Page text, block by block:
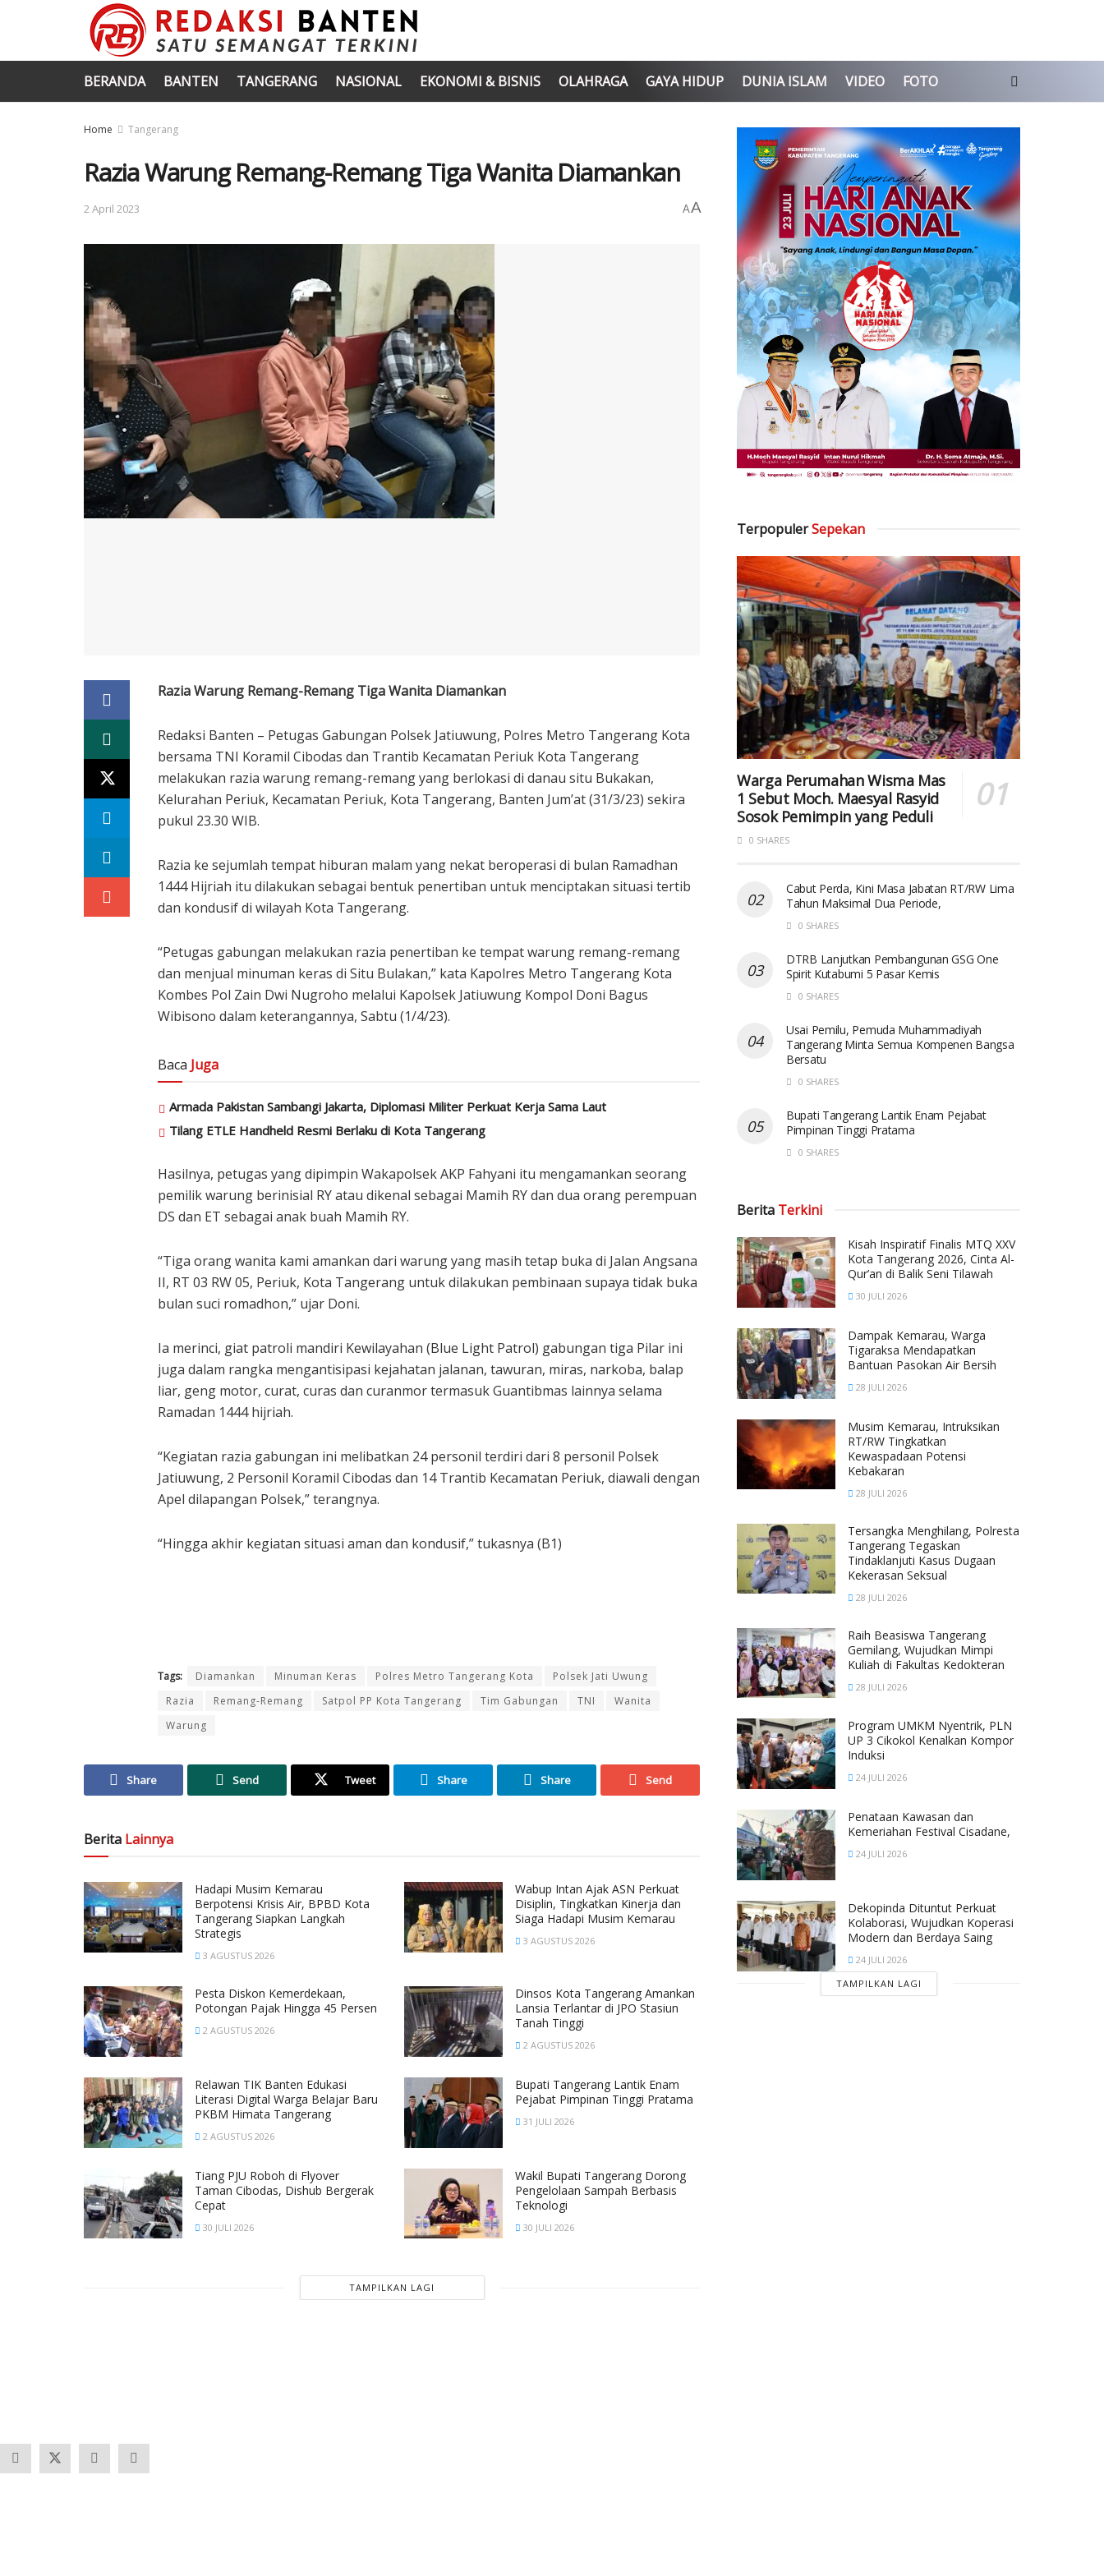
BERANDA BANTEN TANGERANG NASIONAL EKONOMI & BISNIS OLAHRAGA GAYA HIDUP DUNIA ISLAM VIDEO FOTO
Home Tangerang
Razia Warung Remang-Remang Tiga Wanita Diamankan
2 April 2023 AA
Razia Warung Remang-Remang Tiga Wanita Diamankan
Redaksi Banten – Petugas Gabungan Polsek Jatiuwung, Polres Metro Tangerang Kota
bersama TNI Koramil Cibodas dan Trantib Kecamatan Periuk Kota Tangerang
melakukan razia warung remang-remang yang berlokasi di danau situ Bukakan,
Kelurahan Periuk, Kecamatan Periuk, Kota Tangerang, Banten Jum’at (31/3/23) sekira
pukul 23.30 WIB.
Razia ke sejumlah tempat hiburan malam yang nekat beroperasi di bulan Ramadhan
1444 Hijriah itu dilakukan sebagai bentuk penertiban untuk menciptakan situasi tertib
dan kondusif di wilayah Kota Tangerang.
“Petugas gabungan melakukan razia penertiban ke tempat warung remang-remang
dan menjual minuman keras di Situ Bulakan,” kata Kapolres Metro Tangerang Kota
Kombes Pol Zain Dwi Nugroho melalui Kapolsek Jatiuwung Kompol Doni Bagus
Wibisono dalam keterangannya, Sabtu (1/4/23).
Baca Juga
Armada Pakistan Sambangi Jakarta, Diplomasi Militer Perkuat Kerja Sama Laut
Tilang ETLE Handheld Resmi Berlaku di Kota Tangerang
Hasilnya, petugas yang dipimpin Wakapolsek AKP Fahyani itu mengamankan seorang
pemilik warung berinisial RY atau dikenal sebagai Mamih RY dan dua orang perempuan
DS dan ET sebagai anak buah Mamih RY.
“Tiga orang wanita kami amankan dari warung yang masih tetap buka di Jalan Angsana
II, RT 03 RW 05, Periuk, Kota Tangerang untuk dilakukan pembinaan supaya tidak buka
bulan suci romadhon,” ujar Doni.
Ia merinci, giat patroli mandiri Kewilayahan (Blue Light Patrol) gabungan tiga Pilar ini
juga dalam rangka mengantisipasi kejahatan jalanan, tawuran, miras, narkoba, balap
liar, geng motor, curat, curas dan curanmor termasuk Guantibmas lainnya selama
Ramadan 1444 hijriah.
“Kegiatan razia gabungan ini melibatkan 24 personil terdiri dari 8 personil Polsek
Jatiuwung, 2 Personil Koramil Cibodas dan 14 Trantib Kecamatan Periuk, diawali dengan
Apel dilapangan Polsek,” terangnya.
“Hingga akhir kegiatan situasi aman dan kondusif,” tukasnya (B1)
Tags: Diamankan Minuman Keras Polres Metro Tangerang Kota
Polsek Jati Uwung
Razia
Remang-Remang Satpol PP Kota Tangerang Tim Gabungan TNI
Wanita
Warung
Share Send Tweet Share Share Send
Berita Lainnya
Hadapi Musim Kemarau
Berpotensi Krisis Air, BPBD Kota
Tangerang Siapkan Langkah
Strategis
3 AGUSTUS 2026
Wabup Intan Ajak ASN Perkuat
Disiplin, Tingkatkan Kinerja dan
Siaga Hadapi Musim Kemarau
3 AGUSTUS 2026
Pesta Diskon Kemerdekaan,
Potongan Pajak Hingga 45 Persen
2 AGUSTUS 2026
Dinsos Kota Tangerang Amankan
Lansia Terlantar di JPO Stasiun
Tanah Tinggi
2 AGUSTUS 2026
Relawan TIK Banten Edukasi
Literasi Digital Warga Belajar Baru
PKBM Himata Tangerang
2 AGUSTUS 2026
Bupati Tangerang Lantik Enam
Pejabat Pimpinan Tinggi Pratama
31 JULI 2026
Tiang PJU Roboh di Flyover
Taman Cibodas, Dishub Bergerak
Cepat
30 JULI 2026
Wakil Bupati Tangerang Dorong
Pengelolaan Sampah Berbasis
Teknologi
30 JULI 2026
TAMPILKAN LAGI
TerpopulerSepekan
Warga Perumahan Wisma Mas
1 Sebut Moch. Maesyal Rasyid
Sosok Pemimpin yang Peduli
0 SHARES
Cabut Perda, Kini Masa Jabatan RT/RW Lima
Tahun Maksimal Dua Periode,
0 SHARES
DTRB Lanjutkan Pembangunan GSG One
Spirit Kutabumi 5 Pasar Kemis
0 SHARES
Usai Pemilu, Pemuda Muhammadiyah
Tangerang Minta Semua Kompenen Bangsa
Bersatu
0 SHARES
Bupati Tangerang Lantik Enam Pejabat
Pimpinan Tinggi Pratama
0 SHARES
Berita Terkini
Kisah Inspiratif Finalis MTQ XXV
Kota Tangerang 2026, Cinta Al-
Qur’an di Balik Seni Tilawah
30 JULI 2026
Dampak Kemarau, Warga
Tigaraksa Mendapatkan
Bantuan Pasokan Air Bersih
28 JULI 2026
Musim Kemarau, Intruksikan
RT/RW Tingkatkan
Kewaspadaan Potensi
Kebakaran
28 JULI 2026
Tersangka Menghilang, Polresta
Tangerang Tegaskan
Tindaklanjuti Kasus Dugaan
Kekerasan Seksual
28 JULI 2026
Raih Beasiswa Tangerang
Gemilang, Wujudkan Mimpi
Kuliah di Fakultas Kedokteran
28 JULI 2026
Program UMKM Nyentrik, PLN
UP 3 Cikokol Kenalkan Kompor
Induksi
24 JULI 2026
Penataan Kawasan dan
Kemeriahan Festival Cisadane,
24 JULI 2026
Dekopinda Dituntut Perkuat
Kolaborasi, Wujudkan Koperasi
Modern dan Berdaya Saing
24 JULI 2026
TAMPILKAN LAGI